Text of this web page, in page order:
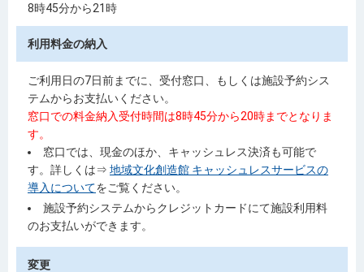
8時45分から21時
利用料金の納入
ご利用日の7日前までに、受付窓口、もしくは施設予約シス
テムからお支払いください。
窓口での料金納入受付時間は8時45分から20時までとなりま
す。
窓口では、現金のほか、キャッシュレス決済も可能で
す。詳しくは⇒ 地域文化創造館 キャッシュレスサービスの
導入についてをご覧ください。
施設予約システムからクレジットカードにて施設利用料
のお支払いができます。
変更